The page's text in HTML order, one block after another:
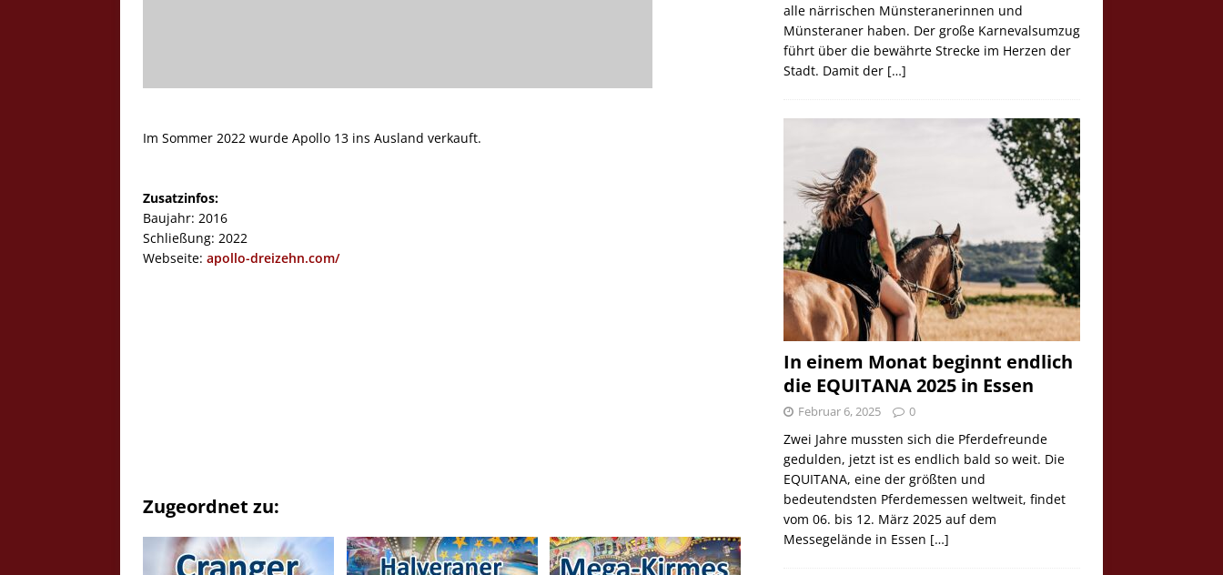
Im Sommer 2022 wurde Apollo 13 ins Ausland verkauft.
Zusatzinfos:
Baujahr: 2016
Schließung: 2022
Webseite: apollo-dreizehn.com/
Zugeordnet zu:
alle närrischen Münsteranerinnen und
Münsteraner haben. Der große Karnevalsumzug
führt über die bewährte Strecke im Herzen der
Stadt. Damit der […]
In einem Monat beginnt endlich
die EQUITANA 2025 in Essen
Februar 6, 2025 0
Zwei Jahre mussten sich die Pferdefreunde
gedulden, jetzt ist es endlich bald so weit. Die
EQUITANA, eine der größten und
bedeutendsten Pferdemessen weltweit, findet
vom 06. bis 12. März 2025 auf dem
Messegelände in Essen […]